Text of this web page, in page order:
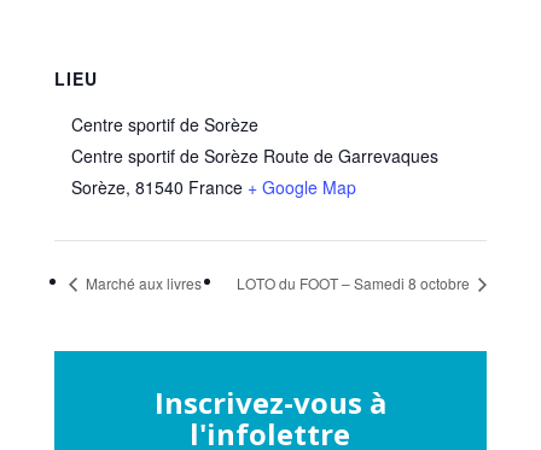
LIEU
Centre sportif de Sorèze
Centre sportif de Sorèze Route de Garrevaques
Sorèze, 81540 France + Google Map
Marché aux livres LOTO du FOOT – Samedi 8 octobre
Inscrivez-vous à
l'infolettre